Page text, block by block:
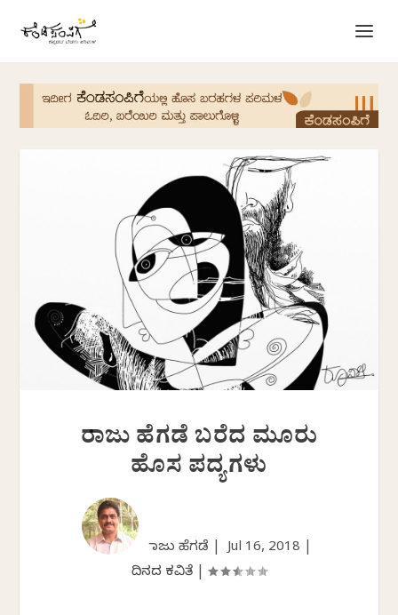
ರಾಜು ಹೆಗಡೆ ಬರೆದ ಮೂರು
ಹೊಸ ಪದ್ಯಗಳು
ರಾಜು ಹೆಗಡೆ |Jul 16, 2018
ದಿನದ ಕವಿತೆ